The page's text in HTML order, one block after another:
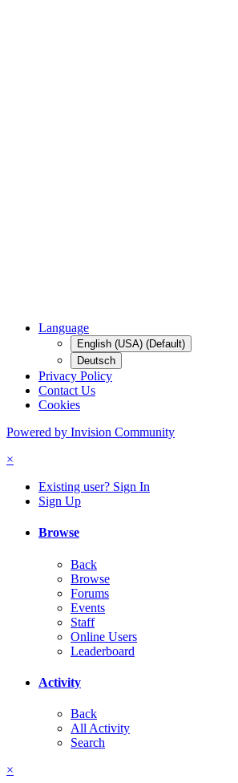
Language
English (USA) (Default)
Deutsch
Privacy Policy
Contact Us
Cookies
Powered by Invision Community
×
Existing user? Sign In
Sign Up
Browse
Back
Browse
Forums
Events
Staff
Online Users
Leaderboard
Activity
Back
All Activity
Search
×